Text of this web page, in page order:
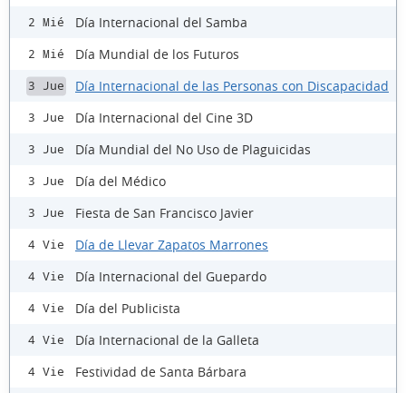
2 Mié Día Internacional del Samba
2 Mié Día Mundial de los Futuros
3 Jue Día Internacional de las Personas con Discapacidad
3 Jue Día Internacional del Cine 3D
3 Jue Día Mundial del No Uso de Plaguicidas
3 Jue Día del Médico
3 Jue Fiesta de San Francisco Javier
4 Vie Día de Llevar Zapatos Marrones
4 Vie Día Internacional del Guepardo
4 Vie Día del Publicista
4 Vie Día Internacional de la Galleta
4 Vie Festividad de Santa Bárbara